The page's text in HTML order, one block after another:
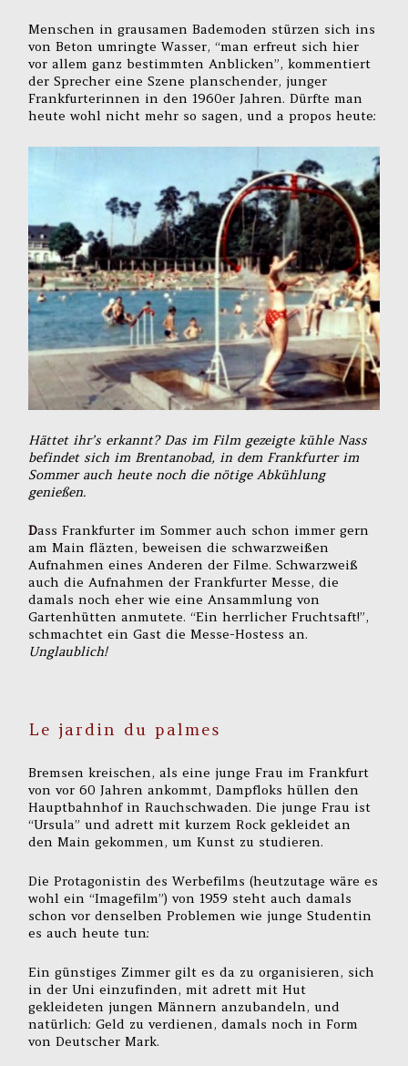
Menschen in grausamen Bademoden stürzen sich ins
von Beton umringte Wasser, “man erfreut sich hier
vor allem ganz bestimmten Anblicken”, kommentiert
der Sprecher eine Szene planschender, junger
Frankfurterinnen in den 1960er Jahren. Dürfte man
heute wohl nicht mehr so sagen, und a propos heute:
Hättet ihr’s erkannt? Das im Film gezeigte kühle Nass
befindet sich im Brentanobad, in dem Frankfurter im
Sommer auch heute noch die nötige Abkühlung
genießen.
Dass Frankfurter im Sommer auch schon immer gern
am Main fläzten, beweisen die schwarzweißen
Aufnahmen eines Anderen der Filme. Schwarzweiß
auch die Aufnahmen der Frankfurter Messe, die
damals noch eher wie eine Ansammlung von
Gartenhütten anmutete. “Ein herrlicher Fruchtsaft!”,
schmachtet ein Gast die Messe-Hostess an.
Unglaublich!
Le jardin du palmes
Bremsen kreischen, als eine junge Frau im Frankfurt
von vor 60 Jahren ankommt, Dampfloks hüllen den
Hauptbahnhof in Rauchschwaden. Die junge Frau ist
“Ursula” und adrett mit kurzem Rock gekleidet an
den Main gekommen, um Kunst zu studieren.
Die Protagonistin des Werbefilms (heutzutage wäre es
wohl ein “Imagefilm”) von 1959 steht auch damals
schon vor denselben Problemen wie junge Studentin
es auch heute tun:
Ein günstiges Zimmer gilt es da zu organisieren, sich
in der Uni einzufinden, mit adrett mit Hut
gekleideten jungen Männern anzubandeln, und
natürlich: Geld zu verdienen, damals noch in Form
von Deutscher Mark.